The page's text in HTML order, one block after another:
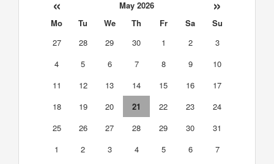
« May 2026 »
Mo Tu We Th Fr Sa
Su
27
28 29 30 1 2
3
4
5 6 7 8 9
10
11
12 13 14 15 16
17
18
19 20 21 22 23
24
25
26 27 28 29 30
31
1
2 3 4 5 6 7